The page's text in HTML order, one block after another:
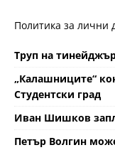
Политика за лични
Труп на
„Калашниците“
Студентски град
Иван Шишков
Петър Волгин